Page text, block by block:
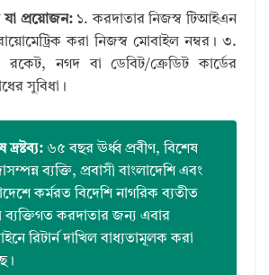
যা প্রয়োজন:১. করদাতার নিজস্ব টিআইএন
করা নিজস্ব মোবাইল নম্বর। ৩.
রকেট, নগদ বা ডেবিট/ক্রেডিট কার্ডের
সুবিধা।
দ্রষ্টব্য: ৬৫ বছর ঊর্ধ্ব প্রবীণ, বিশেষ
ব্যক্তি, প্রবাসী বাংলাদেশি এবং
কর্মরত বিদেশি নাগরিক ব্যতীত
করদাতার জন্য এবার
রিটার্ন দাখিল বাধ্যতামূলক করা